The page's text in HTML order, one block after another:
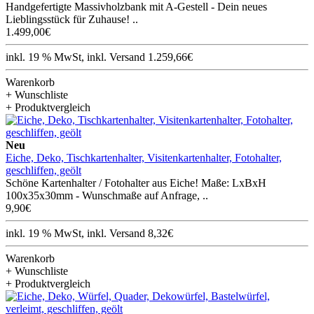
Handgefertigte Massivholzbank mit A-Gestell - Dein neues
Lieblingsstück für Zuhause! ..
1.499,00€
inkl. 19 % MwSt, inkl. Versand 1.259,66€
Warenkorb
+ Wunschliste
+ Produktvergleich
Neu
Eiche, Deko, Tischkartenhalter, Visitenkartenhalter, Fotohalter,
geschliffen, geölt
Schöne Kartenhalter / Fotohalter aus Eiche! Maße: LxBxH
100x35x30mm - Wunschmaße auf Anfrage, ..
9,90€
inkl. 19 % MwSt, inkl. Versand 8,32€
Warenkorb
+ Wunschliste
+ Produktvergleich